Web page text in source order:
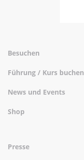
Besuchen
Führung / Kurs buchen
News und Events
Shop
Presse